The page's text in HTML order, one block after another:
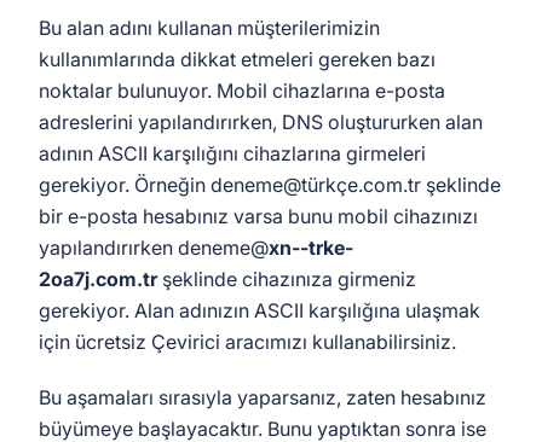
Bu alan adını kullanan müşterilerimizin
kullanımlarında dikkat etmeleri gereken bazı
noktalar bulunuyor. Mobil cihazlarına e-posta
adreslerini yapılandırırken, DNS oluştururken alan
adının ASCII karşılığını cihazlarına girmeleri
gerekiyor. Örneğin deneme@türkçe.com.tr şeklinde
bir e-posta hesabınız varsa bunu mobil cihazınızı
yapılandırırken deneme@xn--trke-
2oa7j.com.trşeklinde cihazınıza girmeniz
gerekiyor. Alan adınızın ASCII karşılığına ulaşmak
için ücretsiz Çevirici aracımızı kullanabilirsiniz.
Bu aşamaları sırasıyla yaparsanız, zaten hesabınız
büyümeye başlayacaktır. Bunu yaptıktan sonra ise